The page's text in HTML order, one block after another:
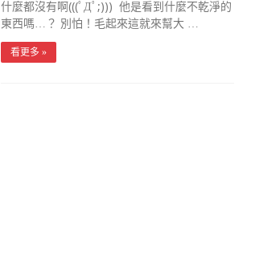
什麼都沒有啊(((ﾟДﾟ;))) 他是看到什麼不乾淨的
東西嗎…？ 別怕！毛起來這就來幫大 …
看更多 »